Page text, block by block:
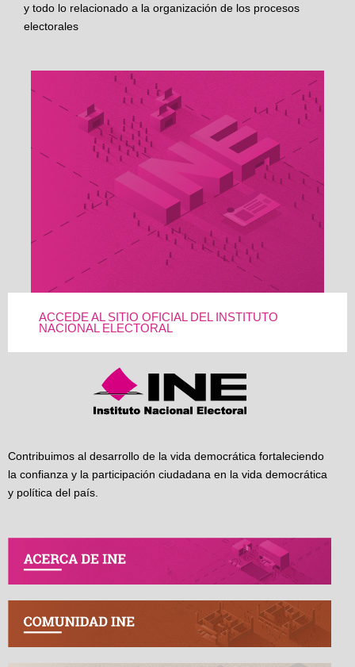
y todo lo relacionado a la organización de los procesos
electorales
ACCEDE AL SITIO OFICIAL DEL INSTITUTO
NACIONAL ELECTORAL
Contribuimos al desarrollo de la vida democrática fortaleciendo
la confianza y la participación ciudadana en la vida democrática
y política del país.